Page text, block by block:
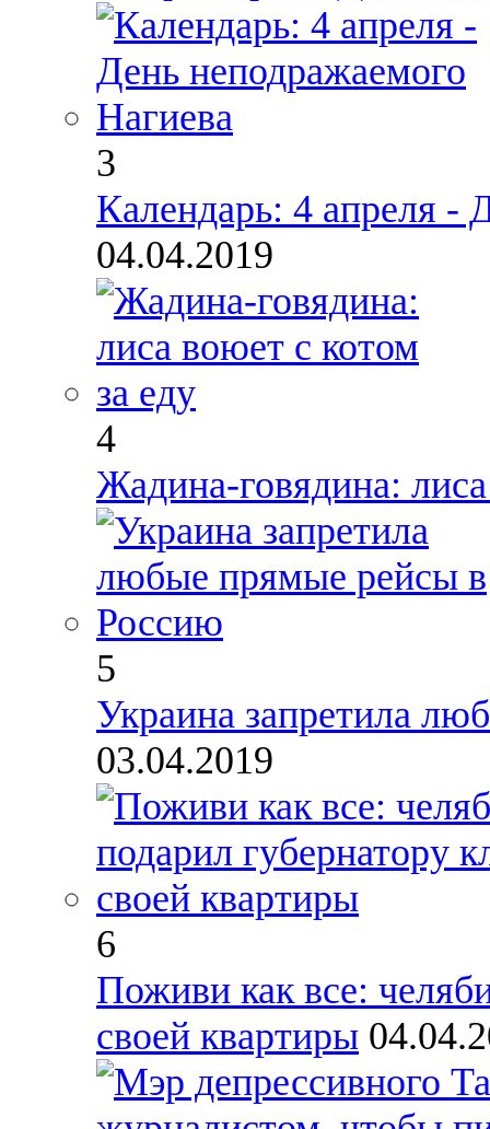
3
Календарь: 4 апреля -
04.04.2019
4
Жадина-говядина:
5
Украина запретила
03.04.2019
6
Поживи как все:
своей квартиры